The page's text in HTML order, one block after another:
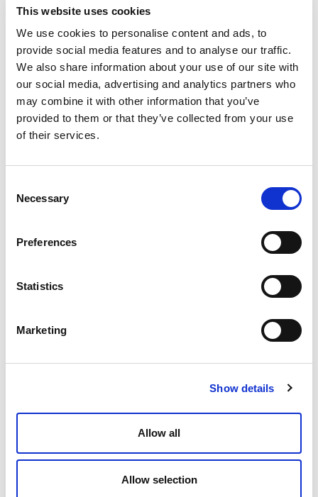
This website uses cookies
We use cookies to personalise content and ads, to
provide social media features and to analyse our traffic.
We also share information about your use of our site with
our social media, advertising and analytics partners who
may combine it with other information that you’ve
provided to them or that they’ve collected from your use
of their services.
Selection
Necessary
Preferences
Statistics
Marketing
Show details
Allow all
Allow selection
Topway.
Modelo
3/4"
90011510
Modelo
1"1/4
Ud/Caja
1 pz